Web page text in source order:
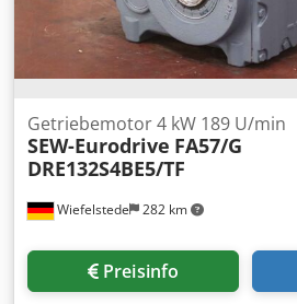
Wiefelstede 282 km
Getriebemotor 4 kW 189 U/min
SEW-Eurodrive FA57/G
DRE132S4BE5/TF
Preisinfo